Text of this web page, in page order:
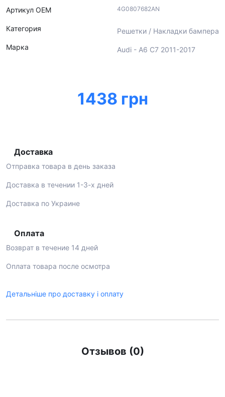
Артикул ОЕМ
Категория
Марка
4G0807682AN
Решетки / Накладки бампера
Audi - A6 C7 2011-2017
1438 грн
Доставка
Отправка товара в день заказа
Доставка в течении 1-3-х дней
Доставка по Украине
Оплата
Возврат в течение 14 дней
Оплата товара после осмотра
Детальніше про доставку і оплату
Отзывов (0)